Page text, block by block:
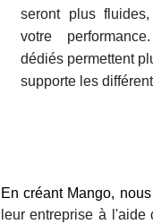
seront plus
votre
dédiés permettent
supporte les
En créant Mango,
leur entreprise à